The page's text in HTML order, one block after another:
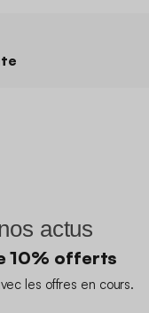
actus
10% offerts
les offres en cours.